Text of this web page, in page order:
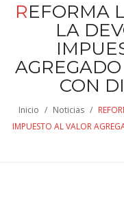
REFORMA
LA
CON
Inicio / Noticias /
IMPUESTO AL VALOR